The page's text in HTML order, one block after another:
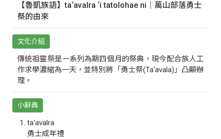
【魯凱族語】ta‘avalra ‘i tatolohae ni｜萬山部落勇士
祭的由來
文化介紹
傳統祖靈祭是一系列為期四個月的祭典，現今配合族人工
作求學濃縮為一天，並特別將「勇士祭(Ta‘avala)」凸顯辦
理。
小辭典
ta‘avalra
勇士成年禮